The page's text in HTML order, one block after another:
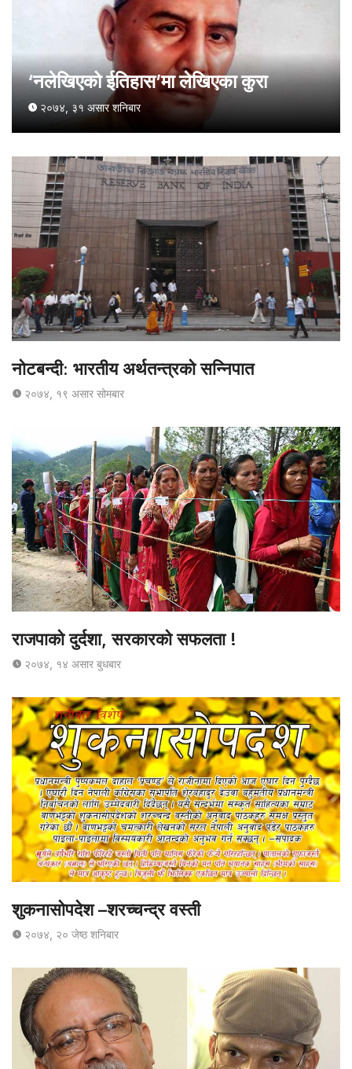
‘नलेखिएको ईतिहास’मा लेखिएका कुरा
२०७४, ३१ असार शनिबार
नोटबन्दी: भारतीय अर्थतन्त्रको सन्निपात
२०७४, १९ असार सोमबार
राजपाको दुर्दशा, सरकारको सफलता !
२०७४, १४ असार बुधबार
शुकनासोपदेश –शरच्चन्द्र वस्ती
२०७४, २० जेष्ठ शनिबार